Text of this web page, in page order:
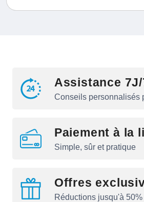
Assistance 7J/
Conseils personnalisés
Paiement à la
Simple, sûr et pratique
Offres
Réductions jusqu'à 50%